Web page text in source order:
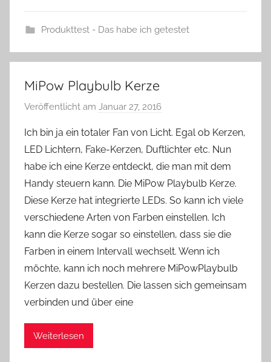
Produkttest - Das habe ich getestet
MiPow Playbulb Kerze
Veröffentlicht am Januar 27, 2016
n
Y
v
o
n
n
e
Ich bin ja ein totaler Fan von Licht. Egal ob Kerzen,
LED Lichtern, Fake-Kerzen, Duftlichter etc. Nun
habe ich eine Kerze entdeckt, die man mit dem
Handy steuern kann. Die MiPow Playbulb Kerze.
Diese Kerze hat integrierte LEDs. So kann ich viele
verschiedene Arten von Farben einstellen. Ich
kann die Kerze sogar so einstellen, dass sie die
Farben in einem Intervall wechselt. Wenn ich
möchte, kann ich noch mehrere MiPowPlaybulb
Kerzen dazu bestellen. Die lassen sich gemeinsam
verbinden und über eine
Weiterlesen